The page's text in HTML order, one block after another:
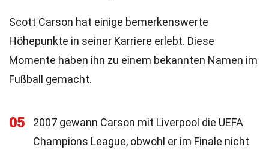
Scott Carson hat einige bemerkenswerte
Höhepunkte in seiner Karriere erlebt. Diese
Momente haben ihn zu einem bekannten Namen im
Fußball gemacht.
05
2007 gewann Carson mit Liverpool die UEFA
Champions League, obwohl er im Finale nicht